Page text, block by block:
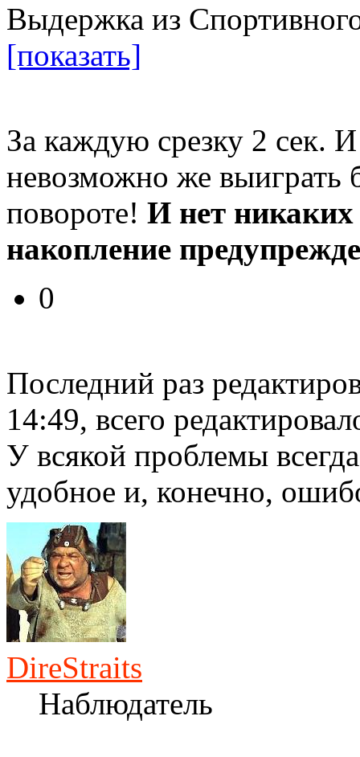
Выдержка из
[показать]
За каждую срезку 2 сек.
невозможно же выиграть
повороте! И нет
накопление
0
Последний раз
14:49, всего
У всякой проблемы
удобное и, конечно,
DireStraits
Наблюдатель